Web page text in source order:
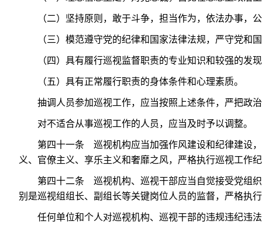
（二）坚持原则，敢于斗争，担当作为，依法办事，
（三）模范遵守党的纪律和国家法律法规，严守党和
（四）具有履行巡视监督职责的专业知识和较强的发
（五）具有正常履行职责的身体条件和心理素质。
抽调人员参加巡视工作，应当按照上述条件，严把政
对不适合从事巡视工作的人员，应当及时予以调整。
第四十一条 巡视机构应当加强作风建设和纪律建设
义、官僚主义、享乐主义和奢靡之风，严格执行巡视工作
第四十二条 巡视机构、巡视干部应当自觉接受党组
别是巡视组组长、副组长等关键岗位人员的监督，严格执
任何单位和个人对巡视机构、巡视干部的违规违纪违